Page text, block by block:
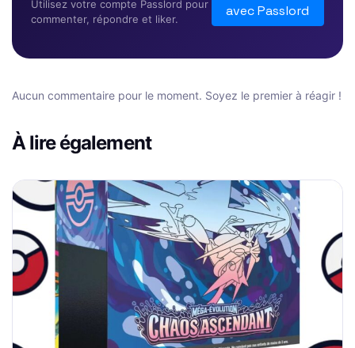
Utilisez votre compte Passlord pour
commenter, répondre et liker.
avec Passlord
Aucun commentaire pour le moment. Soyez le premier à réagir !
À lire également